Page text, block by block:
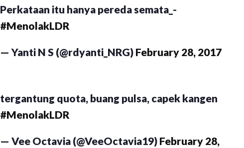
Perkataan itu hanya pereda semata_-
#MenolakLDR
— Yanti N S (@rdyanti_NRG) February 28, 2017
tergantung quota, buang pulsa, capek kangen
#MenolakLDR
— Vee Octavia (@VeeOctavia19) February 28,